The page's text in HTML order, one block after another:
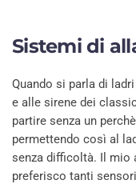
Sistemi di
Quando si parla di
e alle sirene dei
partire senza un
permettendo così al
senza difficoltà. Il mio
preferisco tanti